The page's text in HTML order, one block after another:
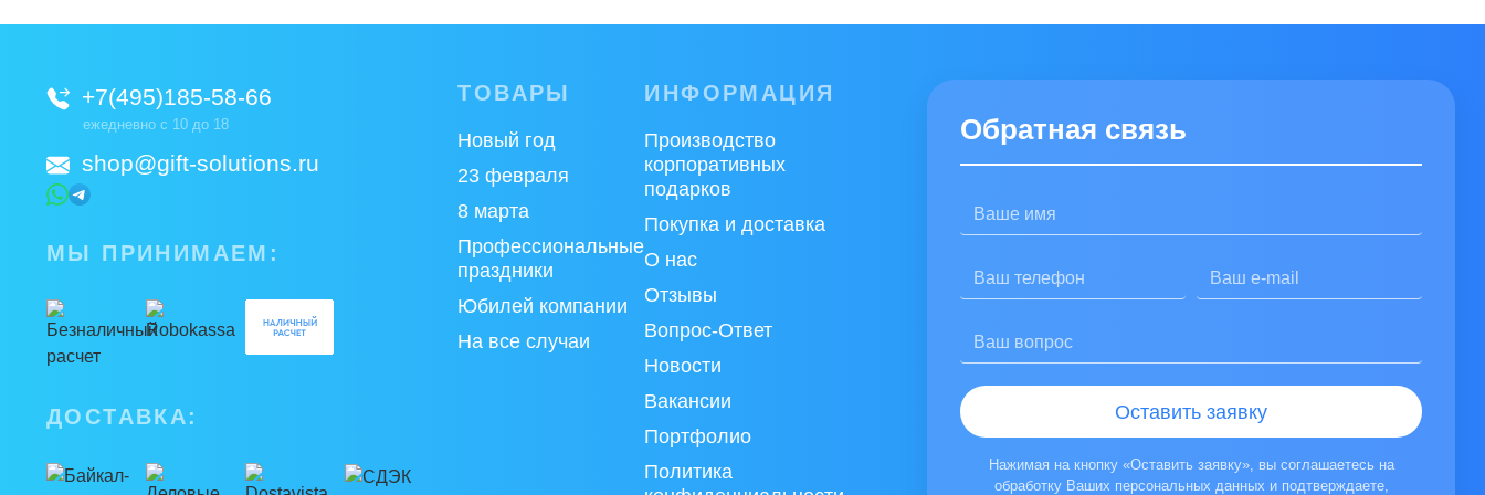
+7(495)185-58-66
ежедневно с 10 до 18
shop@gift-solutions.ru
МЫ ПРИНИМАЕМ:
ДОСТАВКА:
ТОВАРЫ
Новый год
23 февраля
8 марта
Профессиональные
праздники
Юбилей компании
На все случаи
ИНФОРМАЦИЯ
Производство
корпоративных
подарков
Покупка и доставка
О нас
Отзывы
Вопрос-Ответ
Новости
Вакансии
Портфолио
Политика
Обратная связь
Оставить заявку
Нажимая на кнопку «Оставить заявку», вы соглашаетесь на
обработку Ваших персональных данных и подтверждаете,
Политикой конфиденциальности
Отзыв: